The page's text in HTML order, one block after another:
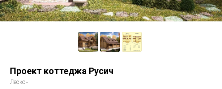
Проект коттеджа Русич
Лескон